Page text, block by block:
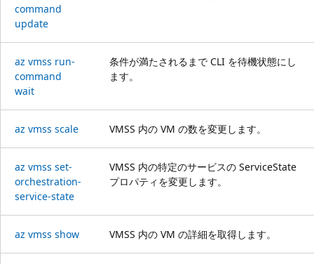
command
update
az vmss run-
command
wait
条件が満たされるまで CLI を待機状態にし
ます。
az vmss scale VMSS 内の VM の数を変更します。
az vmss set-
orchestration-
service-state
VMSS 内の特定のサービスの ServiceState
プロパティを変更します。
az vmss show VMSS 内の VM の詳細を取得します。